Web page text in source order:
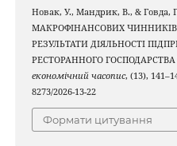
Новак, У., Мандрик, В., & Говда,
МАКРОФІНАНСОВИХ
РЕЗУЛЬТАТИ ДІЯЛЬНОСТІ
РЕСТОРАННОГО ГОСПОДАРСТВА
економічний часопис, (13),
8273/2026-13-22
Формати цитування